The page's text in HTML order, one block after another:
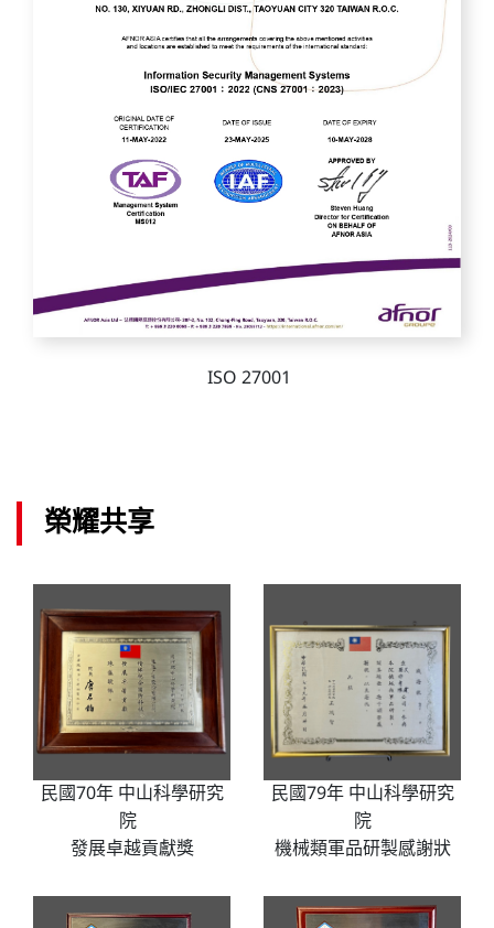
ISO 27001
榮耀共享
民國70年 中山科學研究
院
發展卓越貢獻獎
民國79年 中山科學研究
院
機械類軍品研製感謝狀